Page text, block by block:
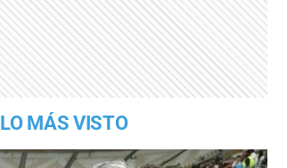
LO MÁS VISTO